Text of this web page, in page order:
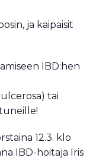
ja kaipaisit
IBD:hen
tai
12.3. klo
IBD-hoitaja Iris